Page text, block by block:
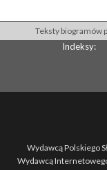
Teksty biogramów
Indeksy:
Wydawcą Polskiego
Wydawcą